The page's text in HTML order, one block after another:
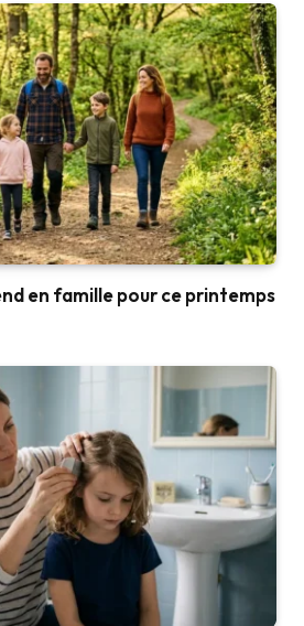
en famille pour ce printemps